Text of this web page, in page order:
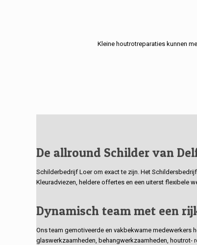
Kleine houtrotreparaties kunnen
De allround Schilder van
Schilderbedrijf Loer om exact te zijn. Het
Kleuradviezen, heldere offertes en een uiterst flexibele
Dynamisch team met een
Ons team gemotiveerde en vakbekwame medewerkers
glaswerkzaamheden, behangwerkzaamheden, houtrot-